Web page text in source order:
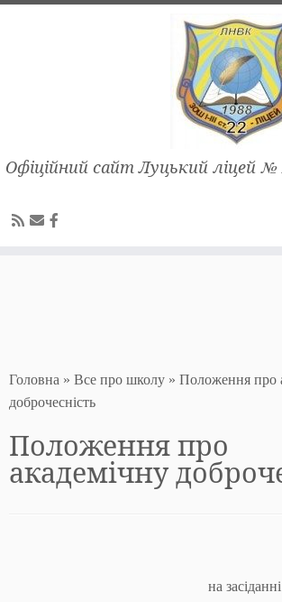
: Undefined variable $show_stats in
/home/lnvk22/lnvk22.com.ua/www/wp-
content/plugins/stats/stats.phpon line1384
Офіційний сайт Луцький ліцей №
Головна » Все про школу » Положення про
доброчесність
Положення про
академічну
на